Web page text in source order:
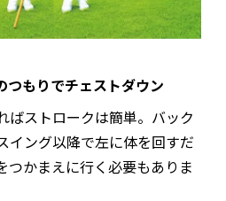
つもりでチェストダウン
ばストロークは簡単。バック
イング以降で左に体を回すだ
つかまえに行く必要もありま